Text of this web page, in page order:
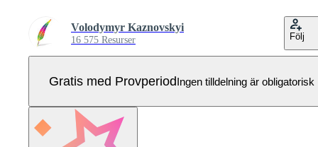
Volodymyr Kaznovskyi
16 575 Resurser Följ
Gratis med ProvperiodIngen tilldelning är obligatorisk